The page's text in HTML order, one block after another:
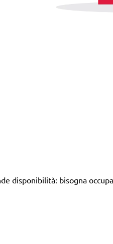
disponibilità: bisogna